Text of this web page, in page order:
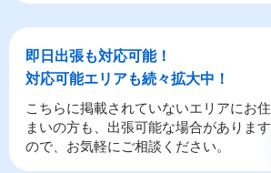
即日出張も対応可能！
対応可能エリアも続々拡大中！
こちらに掲載されていないエリアにお住
まいの方も、出張可能な場合があります
ので、お気軽にご相談ください。